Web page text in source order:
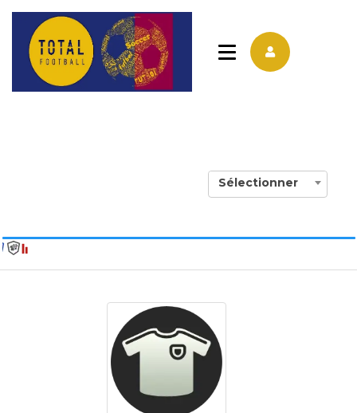
Sélectionner